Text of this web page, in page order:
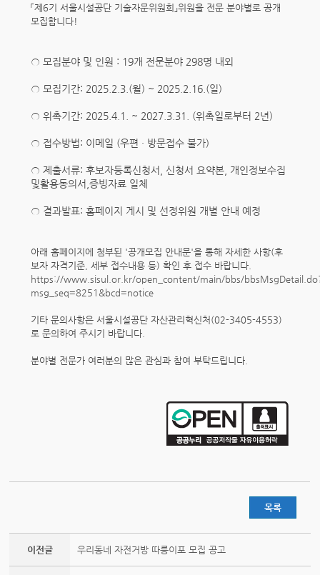
「제6기 서울시설공단 기술자문위원회」위원을 전문 분야별로 공개
모집합니다!
○ 모집분야 및 인원 : 19개 전문분야 298명 내외
○ 모집기간: 2025.2.3.(월) ~ 2025.2.16.(일)
○ 위촉기간: 2025.4.1. ~ 2027.3.31. (위촉일로부터 2년)
○ 접수방법: 이메일 (우편 · 방문접수 불가)
○ 제출서류: 후보자등록신청서, 신청서 요약본, 개인정보수집
및활용동의서,증빙자료 일체
○ 결과발표: 홈페이지 게시 및 선정위원 개별 안내 예정
아래 홈페이지에 첨부된 '공개모집 안내문'을 통해 자세한 사항(후
보자 자격기준, 세부 접수내용 등) 확인 후 접수 바랍니다.
https://www.sisul.or.kr/open_content/main/bbs/
msg_seq=8251&bcd=notice
기타 문의사항은 서울시설공단 자산관리혁신처(02-3405-4553)
로 문의하여 주시기 바랍니다.
분야별 전문가 여러분의 많은 관심과 참여 부탁드립니다.
목록
이전글 우리동네 자전거방 따릉이포 모집 공고